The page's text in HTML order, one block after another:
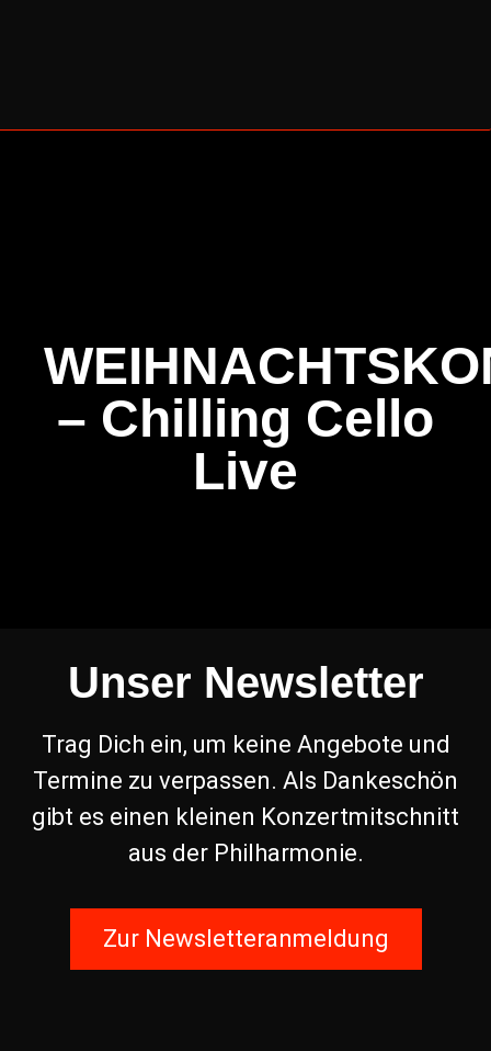
– Chilling Cello
Live
Unser Newsletter
Trag Dich ein, um keine Angebote und
Termine zu verpassen. Als Dankeschön
gibt es einen kleinen Konzertmitschnitt
aus der Philharmonie.
Zur Newsletteranmeldung